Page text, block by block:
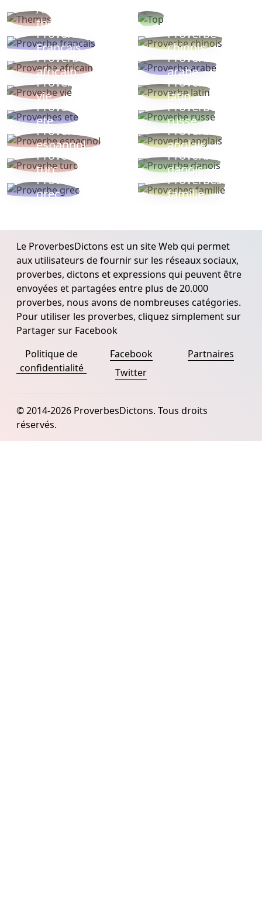
Autres
thèmes
Proverbe
Français
Proverbe
chinois
Proverbe
africain
Proverbe
arabe
Proverbe
vie
Proverbe
latin
Proverbes
ete
Proverbe
russe
Proverbe
espagnol
Proverbe
anglais
Proverbe
turc
Proverbe
danois
Proverbe
grec
Proverbes
famille
Le ProverbesDictons est un site Web qui permet
aux utilisateurs de fournir sur les réseaux sociaux,
proverbes, dictons et expressions qui peuvent être
envoyées et partagées entre plus de 20.000
proverbes, nous avons de nombreuses catégories.
Pour utiliser les proverbes, cliquez simplement sur
Partager sur Facebook
Politique de
confidentialité
Facebook
Twitter
Partnaires
© 2014-2026 ProverbesDictons. Tous droits
réservés.